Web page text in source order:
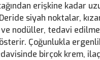
erişkine kadar
siyah noktalar,
nodüller, tedavi
Çoğunlukla
birçok krem,